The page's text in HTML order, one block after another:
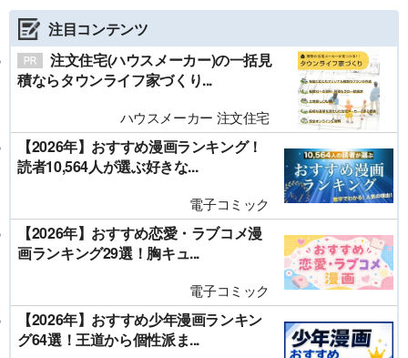
注目コンテンツ
注文住宅(ハウスメーカー)の一括見
積ならタウンライフ家づくり...
ハウスメーカー 注文住宅
【2026年】おすすめ漫画ランキング！
読者10,564人が選ぶ好きな...
電子コミック
【2026年】おすすめ恋愛・ラブコメ漫
画ランキング29選！胸キュ...
電子コミック
【2026年】おすすめ少年漫画ランキン
グ64選！王道から個性派ま...